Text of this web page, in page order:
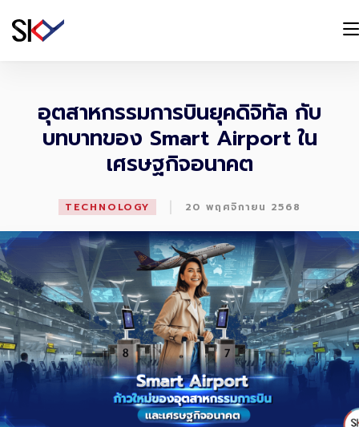
อุตสาหกรรมการบินยุคดิจิทัล กับ
บทบาทของ Smart Airport ใน
เศรษฐกิจอนาคต
TECHNOLOGY | 20 พฤศจิกายน 2568